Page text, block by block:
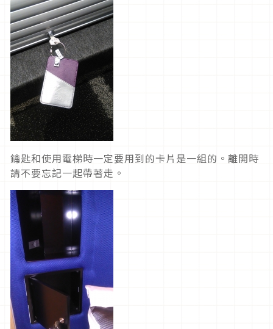
鑰匙和使用電梯時一定要用到的卡片是一組的。離開時
請不要忘記一起帶著走。